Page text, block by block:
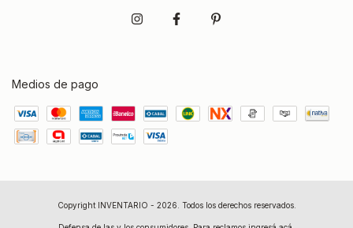
Medios de pago
Copyright INVENTARIO - 2026. Todos los derechos reservados.